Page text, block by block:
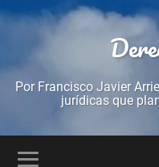
Por Francisco Javier
jurídicas que